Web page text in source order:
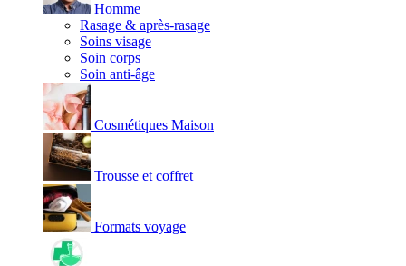
Homme
Rasage & après-rasage
Soins visage
Soin corps
Soin anti-âge
Cosmétiques Maison
Trousse et coffret
Formats voyage